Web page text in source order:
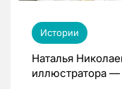
Истории
Наталья
иллюстратора —